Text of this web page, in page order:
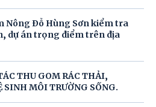
Nông Đỗ Hùng Sơn kiểm tra
dự án trọng điểm trên địa
THU GOM RÁC THẢI,
SINH MÔI TRƯỜNG SỐNG.